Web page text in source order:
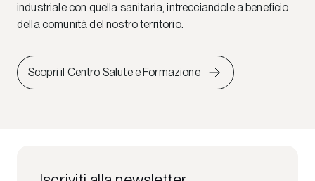
industriale con quella sanitaria, intrecciandole a beneficio
della comunità del nostro territorio.
Scopri il Centro Salute e Formazione